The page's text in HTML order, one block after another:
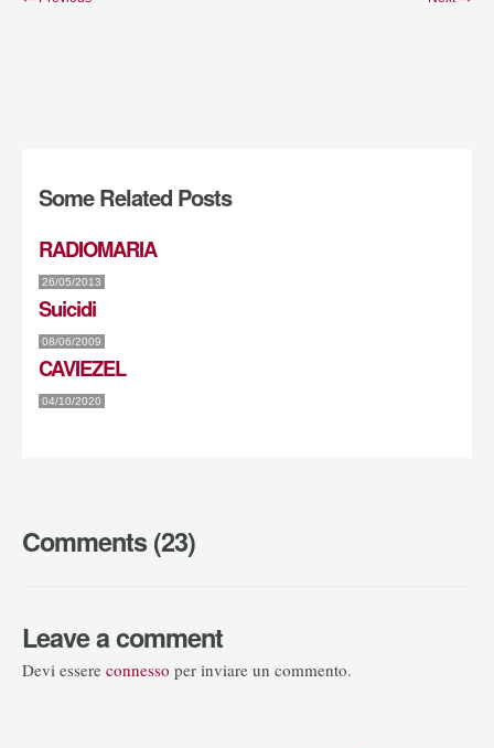
Some Related Posts
RADIOMARIA
26/05/2013
Suicidi
08/06/2009
CAVIEZEL
04/10/2020
Comments (23)
Leave a comment
Devi essere connesso per inviare un commento.